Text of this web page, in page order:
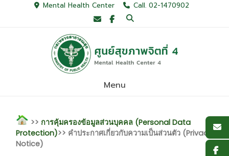
Mental Health Center Call. 02-1470902
Menu
>> การคุ้มครองข้อมูลส่วนบุคคล (Personal Data
Protection)>> คำประกาศเกี่ยวกับความเป็นส่วนตัว (Privacy
Notice)